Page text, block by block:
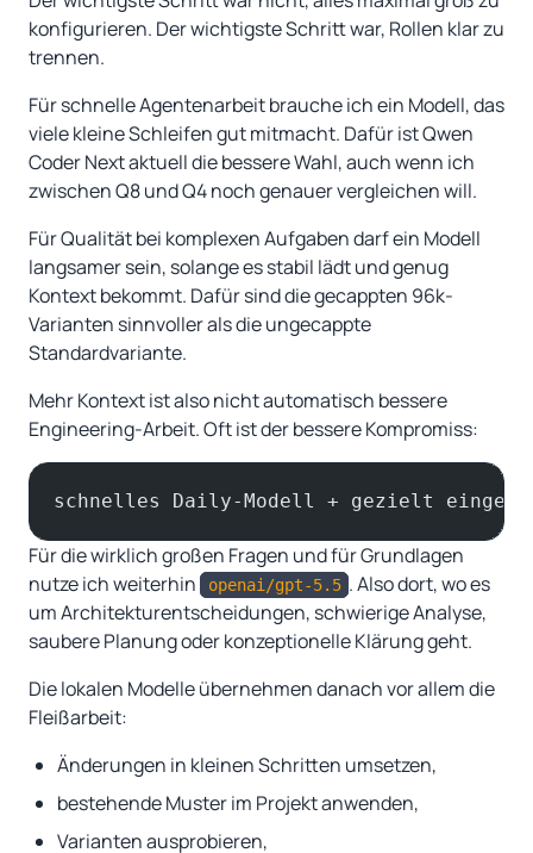
konfigurieren. Der wichtigste Schritt war, Rollen klar zu
trennen.
Für schnelle Agentenarbeit brauche ich ein Modell, das
viele kleine Schleifen gut mitmacht. Dafür ist Qwen
Coder Next aktuell die bessere Wahl, auch wenn ich
zwischen Q8 und Q4 noch genauer vergleichen will.
Für Qualität bei komplexen Aufgaben darf ein Modell
langsamer sein, solange es stabil lädt und genug
Kontext bekommt. Dafür sind die gecappten 96k-
Varianten sinnvoller als die ungecappte
Standardvariante.
Mehr Kontext ist also nicht automatisch bessere
Engineering-Arbeit. Oft ist der bessere Kompromiss:
schnelles Daily-Modell + gezielt
Für die wirklich großen Fragen und für Grundlagen
nutze ich weiterhin
openai/gpt-5.5 . Also dort, wo es
um Architekturentscheidungen, schwierige Analyse,
saubere Planung oder konzeptionelle Klärung geht.
Die lokalen Modelle übernehmen danach vor allem die
Fleißarbeit:
Änderungen in kleinen Schritten umsetzen,
bestehende Muster im Projekt anwenden,
Varianten ausprobieren,